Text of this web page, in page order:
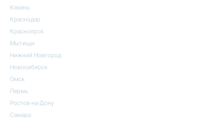
Казань
Краснодар
Красноярск
Мытищи
Нижний Новгород
Новосибирск
Омск
Пермь
Ростов-на-Дону
Самара